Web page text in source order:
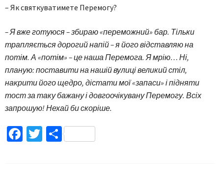
– Як святкуватимете Перемогу?
– Я вже готуюся – збираю «переможний» бар. Тільки
трапляється дорогий напій – я його відставляю на
потім. А «потім» – це наша Перемога. Я мрію… Ні,
планую: поставити на нашій вулиці великий стіл,
накрити його щедро, дістати мої «запаси» і підняти
тост за таку бажану і довгоочікувану Перемогу. Всіх
запрошую! Нехай би скоріше.
Facebook
TwitterПоділитися